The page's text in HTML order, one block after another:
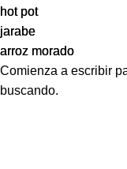
hot pot
jarabe
arroz morado
hot pot
jarabe
arroz morado
Comienza a escribir
buscando.